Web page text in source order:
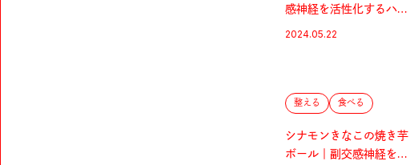
感神経を活性化するハー
2024.05.22
整える 食べる
シナモンきなこの焼き芋
ボール｜副交感神経を活